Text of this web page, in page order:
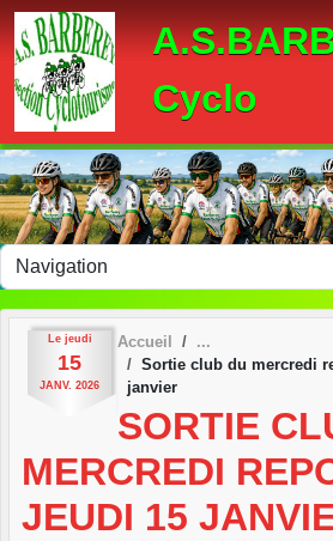
Cyclo
Le jeudi
15
JANV. 2026
Accueil
Sortie club du mercredi
janvier
SORTIE
MERCREDI
JEUDI 15
Panneau de gestion des cookies